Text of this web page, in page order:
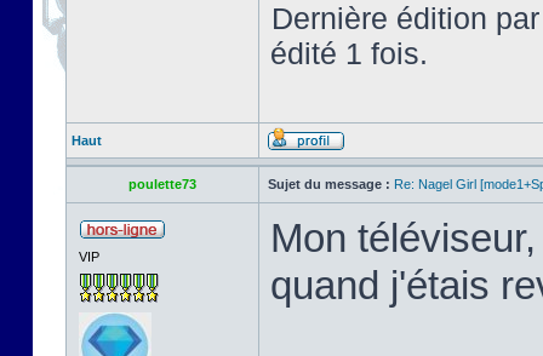
Dernière édition
édité 1 fois.
Haut
poulette73 Sujet du message : Re: Nagel Girl
VIP
Mon
quand j'étais